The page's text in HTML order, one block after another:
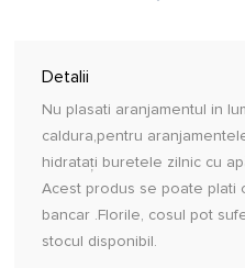
Detalii
Nu plasati aranjamentul in
caldura,pentru
hidratați buretele zilnic cu
Acest produs se poate plati
bancar .Florile, cosul pot
stocul disponibil.